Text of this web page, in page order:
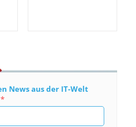
News aus der IT-Welt